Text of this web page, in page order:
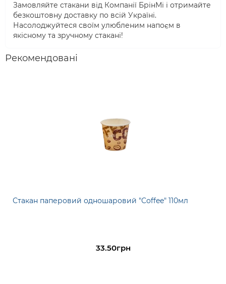
Замовляйте стакани від Компанії БрінМі і отримайте
безкоштовну доставку по всій Україні.
Насолоджуйтеся своїм улюбленим напоєм в
якісному та зручному стакані!
Рекомендовані
Стакан паперовий одношаровий "Coffee" 110мл
33.50грн